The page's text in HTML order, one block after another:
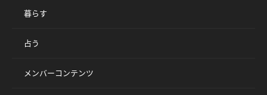
暮らす
占う
メンバーコンテンツ